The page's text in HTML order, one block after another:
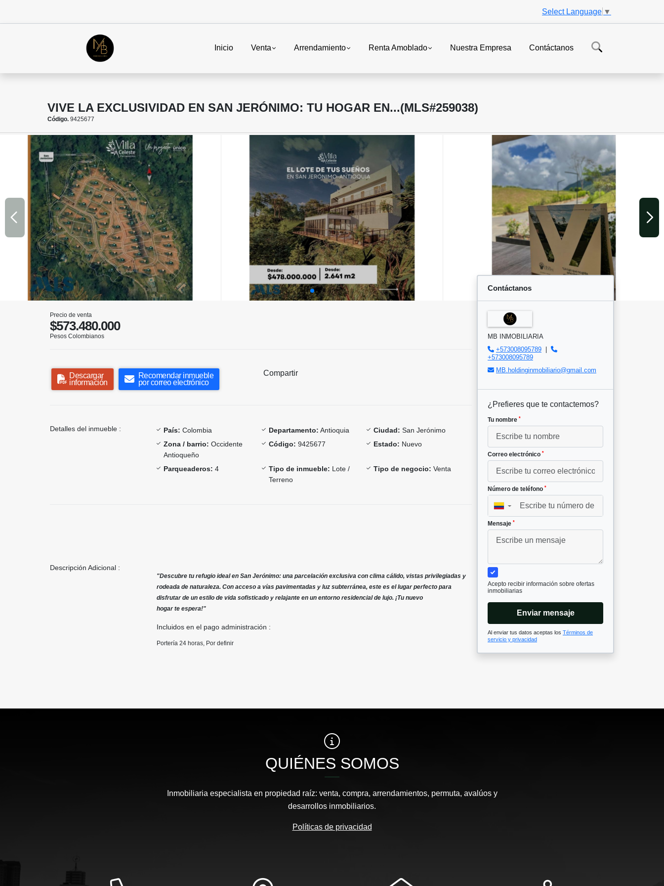
Select Language ▼
Inicio Venta Arrendamiento Renta Amoblado Nuestra Empresa Contáctanos
VIVE LA EXCLUSIVIDAD EN SAN JERÓNIMO: TU HOGAR EN...(MLS#259038)
Código. 9425677
Precio de venta
$573.480.000
Pesos Colombianos
Descargar
información
Recomendar inmueble
por correo electrónico
Compartir
Detalles del inmueble : País: Colombia Departamento: Antioquia Ciudad: San Jerónimo
Zona / barrio: Occidente
Antioqueño
Código: 9425677 Estado: Nuevo
Parqueaderos: 4 Tipo de inmueble: Lote /
Terreno
Tipo de negocio: Venta
Descripción Adicional :
"Descubre tu refugio ideal en San Jerónimo: una parcelación exclusiva con clima cálido, vistas privilegiadas y
rodeada de naturaleza. Con acceso a vías pavimentadas y luz subterránea, este es el lugar perfecto para
disfrutar de un estilo de vida sofisticado y relajante en un entorno residencial de lujo. ¡Tu nuevo
hogar te espera!"
Incluidos en el pago administración :
Portería 24 horas, Por definir
Contáctanos
MB INMOBILIARIA
+573008095789
+573008095789
MB.holdinginmobiliario@gmail.com
¿Prefieres que te contactemos?
Tu nombre *
Correo electrónico *
Número de teléfono *
▼
Mensaje *
Acepto recibir información sobre ofertas
inmobiliarias
Enviar mensaje
Al enviar tus datos aceptas los Términos de
servicio y privacidad
QUIÉNES SOMOS
Inmobiliaria especialista en propiedad raíz: venta, compra, arrendamientos, permuta, avalúos y
desarrollos inmobiliarios.
Políticas de privacidad